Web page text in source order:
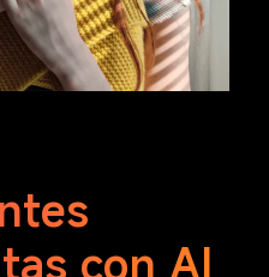
con AI